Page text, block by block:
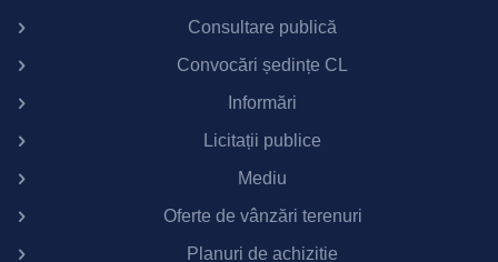
Consultare publică
Convocări ședințe CL
Informări
Licitații publice
Mediu
Oferte de vânzări terenuri
Planuri de achizitie